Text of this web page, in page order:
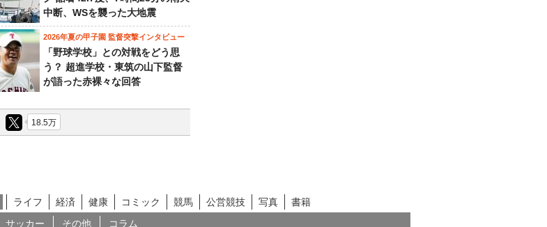
中断、WSを襲った大地震
2026年夏の甲子園 監督突撃インタビュー
「野球学校」との対戦をどう思
う？ 超進学校・東筑の山下監督
が語った赤裸々な回答
18.5万
ライフ 経済 健康 コミック 競馬 公営競技 写真
書籍
サッカー その他 コラム